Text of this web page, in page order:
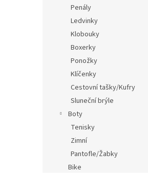
Penály
Ledvinky
Klobouky
Boxerky
Ponožky
Klíčenky
Cestovní tašky/Kufry
Sluneční brýle
Boty
Tenisky
Zimní
Pantofle/Žabky
Bike